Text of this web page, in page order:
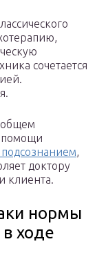
сочетается
общем
помощи
подсознанием,
доктору
клиента.
нормы
ходе